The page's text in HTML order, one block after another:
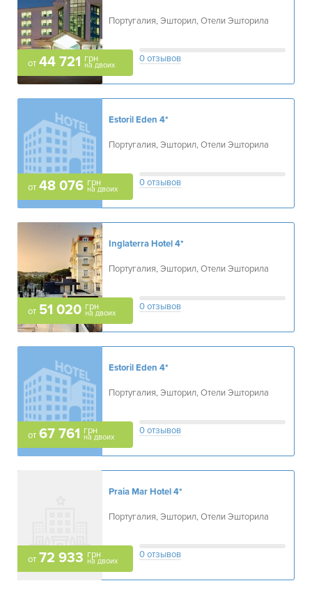
от 44 721 грн
на двоих
Португалия, Эшторил, Отели Эшторила
0 отзывов
от 48 076 грн
на двоих
Estoril Eden 4*
Португалия, Эшторил, Отели Эшторила
0 отзывов
от 51 020 грн
на двоих
Inglaterra Hotel4*
Португалия, Эшторил, Отели Эшторила
0 отзывов
от 67 761 грн
на двоих
Estoril Eden 4*
Португалия, Эшторил, Отели Эшторила
0 отзывов
от 72 933 грн
на двоих
Praia Mar Hotel4*
Португалия, Эшторил, Отели Эшторила
0 отзывов